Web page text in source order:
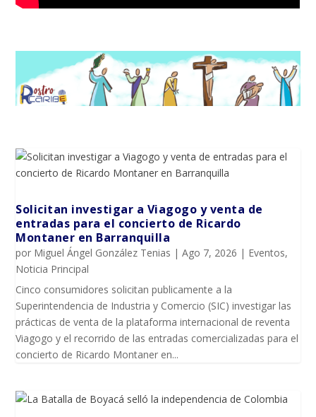
Solicitan investigar a Viagogo y venta de
entradas para el concierto de Ricardo
Montaner en Barranquilla
por Miguel Ángel González Tenias |Ago 7, 2026 | Eventos,
Noticia Principal
Cinco consumidores solicitan publicamente a la
Superintendencia de Industria y Comercio (SIC) investigar las
prácticas de venta de la plataforma internacional de reventa
Viagogo y el recorrido de las entradas comercializadas para el
concierto de Ricardo Montaner en...